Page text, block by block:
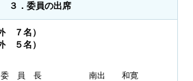
３．委員の出席
７名）
５名）
委 員 長 南出 和寛